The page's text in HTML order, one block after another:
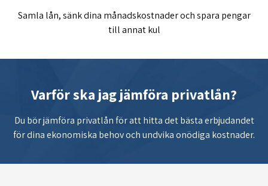
Samla lån, sänk dina månadskostnader och spara pengar
till annat kul
Varför ska jag jämföra privatlån?
Du bör jämföra privatlån för att hitta det bästa erbjudandet
för dina ekonomiska behov och undvika onödiga kostnader.